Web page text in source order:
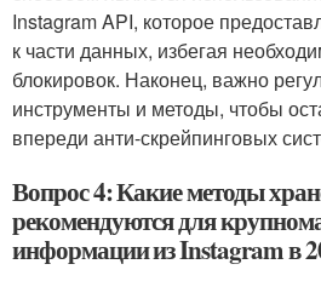
Instagram API, которое
к части данных, избегая
блокировок. Наконец, важно
инструменты и методы, чтобы
впереди анти-скрейпинговых
Вопрос 4: Какие методы
рекомендуются для
информации из Instagram в